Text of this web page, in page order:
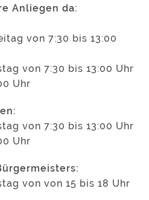
Anliegen da:
von 7:30 bis 13:00
von 7:30 bis 13:00 Uhr
Uhr
von 7:30 bis 13:00 Uhr
Uhr
von von 15 bis 18 Uhr